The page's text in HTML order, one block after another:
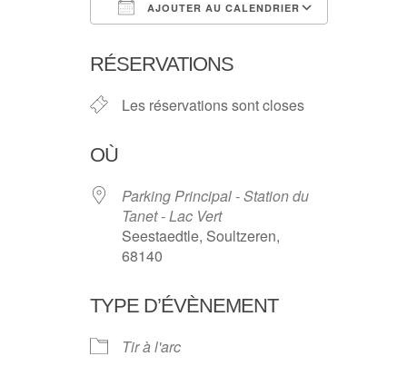
AJOUTER AU CALENDRIER
RÉSERVATIONS
Les réservations sont closes
OÙ
Parking Principal - Station du
Tanet - Lac Vert
Seestaedtle, Soultzeren,
68140
TYPE D’ÉVÈNEMENT
Tir à l'arc